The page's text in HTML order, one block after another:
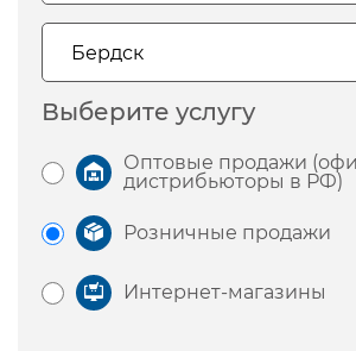
Выберите услугу
Оптовые продажи
дистрибьюторы в РФ)
Розничные продажи
Интернет-магазины